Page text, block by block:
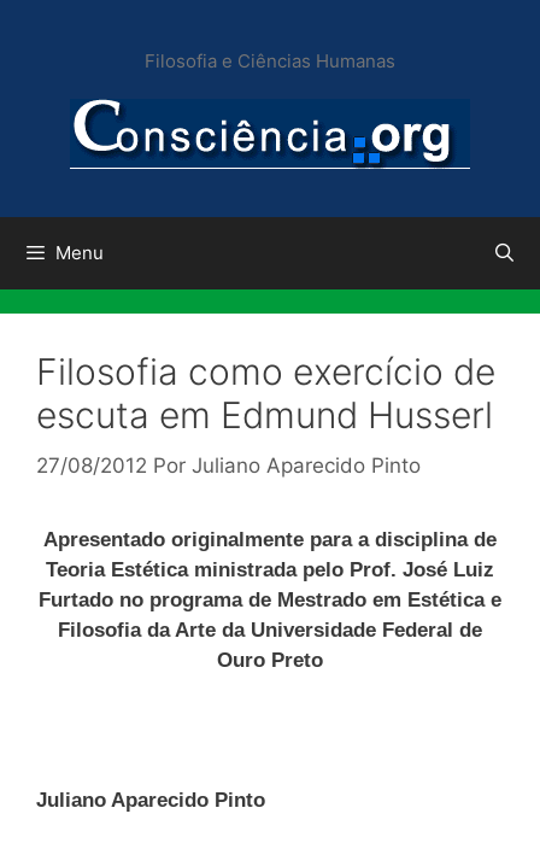
conteúdo
Filosofia e Ciências Humanas
Menu
Filosofia como exercício de
escuta em Edmund Husserl
27/08/2012 Por Juliano Aparecido Pinto
Apresentado originalmente para a disciplina de
Teoria Estética ministrada pelo Prof. José Luiz
Furtado no programa de Mestrado em Estética e
Filosofia da Arte da Universidade Federal de
Ouro Preto
Juliano Aparecido Pinto